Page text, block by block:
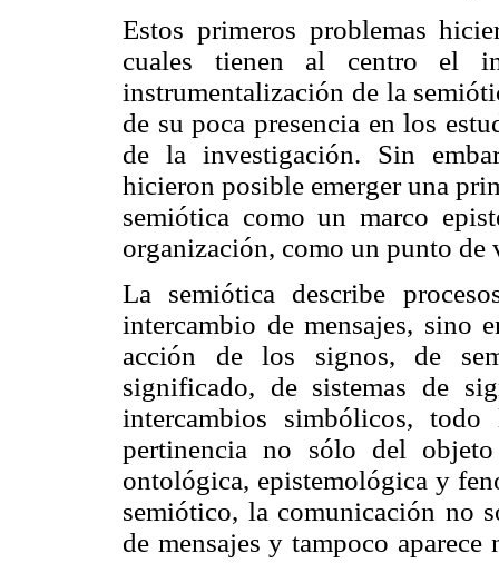
Estos primeros problemas
cuales tienen al centro el
instrumentalización de la
de su poca presencia en los
de la investigación. Sin
hicieron posible emerger una
semiótica como un marco
organización, como un punto
La semiótica describe
intercambio de mensajes, sino
acción de los signos, de
significado, de sistemas de
intercambios simbólicos,
pertinencia no sólo del
ontológica, epistemológica y
semiótico, la comunicación no
de mensajes y tampoco